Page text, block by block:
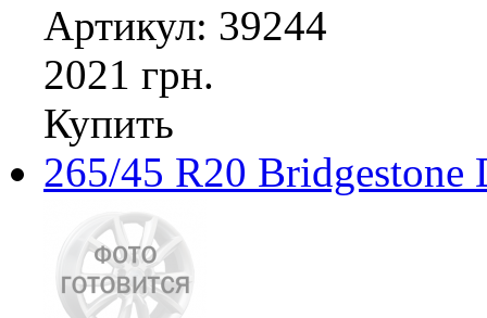
Артикул: 39244
2021 грн.
Купить
265/45 R20 Bridgestone